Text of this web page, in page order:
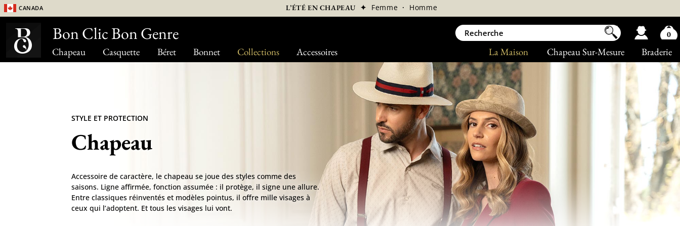
Chapeau Casquette Béret Bonnet Collections Accessoires Braderie
Chapeau Sur-Mesure
La Maison
Canada L’ÉTÉ EN CHAPEAU ✦ Femme · Homme
STYLE ET PROTECTION
Chapeau
Accessoire de caractère, le chapeau se joue des styles comme des
saisons. Ligne affirmée, fonction assumée : il protège, il signe une allure.
Entre classiques réinventés et modèles pointus, il offre mille visages à
ceux qui l’adoptent. Et tous les visages lui vont.
Bon Clic Bon Genre 0